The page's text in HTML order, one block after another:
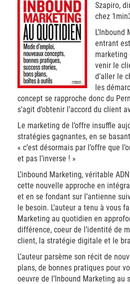
Szapiro,
chez
entrant
marketing
venir le
d’aller le
les
concept se rapproche donc du
s’agit d’obtenir l’accord du client
Le marketing de l’offre insuffle
stratégies gagnantes, en se
« c’est désormais par l’offre que
et pas l’inverse ! »
L’inbound Marketing, véritable
cette nouvelle approche en
et en se fondant sur l’antienne
le besoin. L’auteur a tenu à vous
Marketing au quotidien en
différence, coeur de l’identité de
client, la stratégie digitale et le
L’auteur parsème son récit de
plans, de bonnes pratiques pour
oeuvre de l’Inbound Marketing au